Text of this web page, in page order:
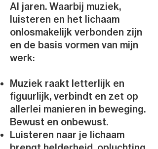
Al jaren. Waarbij muziek,
luisteren en het lichaam
onlosmakelijk verbonden zijn
en de basis vormen van mijn
werk:
Muziek raakt letterlijk en
figuurlijk, verbindt en zet op
allerlei manieren in beweging.
Bewust en onbewust.
Luisteren naar je lichaam